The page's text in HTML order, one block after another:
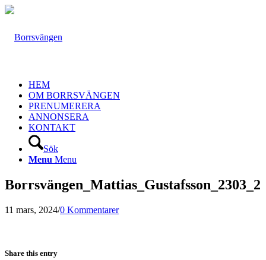
HEM
OM BORRSVÄNGEN
PRENUMERERA
ANNONSERA
KONTAKT
Sök
Menu Menu
Borrsvängen_Mattias_Gustafsson_2303_2
11 mars, 2024/0 Kommentarer
Share this entry